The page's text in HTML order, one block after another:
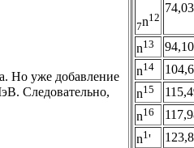
Но уже добавление
Следовательно,
7n12
n13
n14
n15
n16
n1'